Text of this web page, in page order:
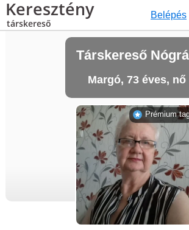
Keresztény
társkereső
Belépés
Társkereső
Margó, 73 éves, nő
Prémium